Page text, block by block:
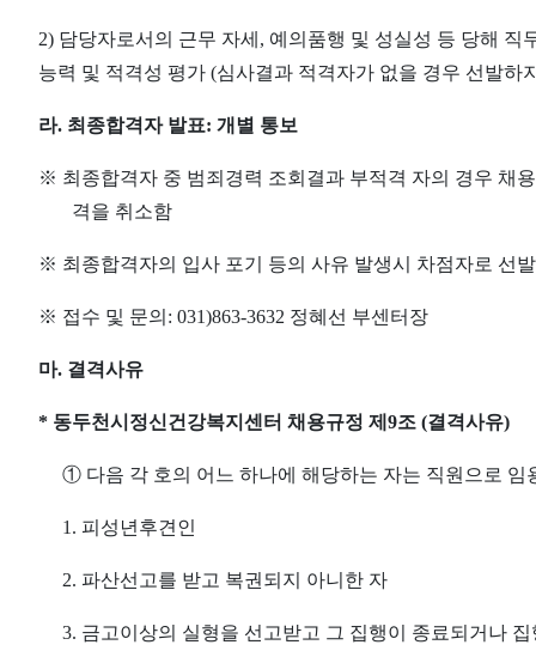
2) 담당자로서의 근무 자세 , 예의 품행 및 성실성 등 당해 직
능력 및 적격성 평가 (심사결과 적격자가 없을 경우 선발하
라. 최종합격자 발표: 개별 통보
※ 최종합격자 중 범죄경력 조회결과 부적격 자의 경우 채
격을 취소함
※ 최종합격자의 입사 포기 등의 사유 발생시 차점자로 선
※ 접수 및 문의 : 031)863-3632 정혜선 부센터장
마. 결격사유
* 동두천시정신건강복지센터 채용규정 제 9조 (결격사유)
① 다음 각 호의 어느 하나에 해당하는 자는 직원으로 임
1. 피성년후견인
2. 파산선고를 받고 복권되지 아니한 자
3. 금고이상의 실형을 선고받고 그 집행이 종료되거나